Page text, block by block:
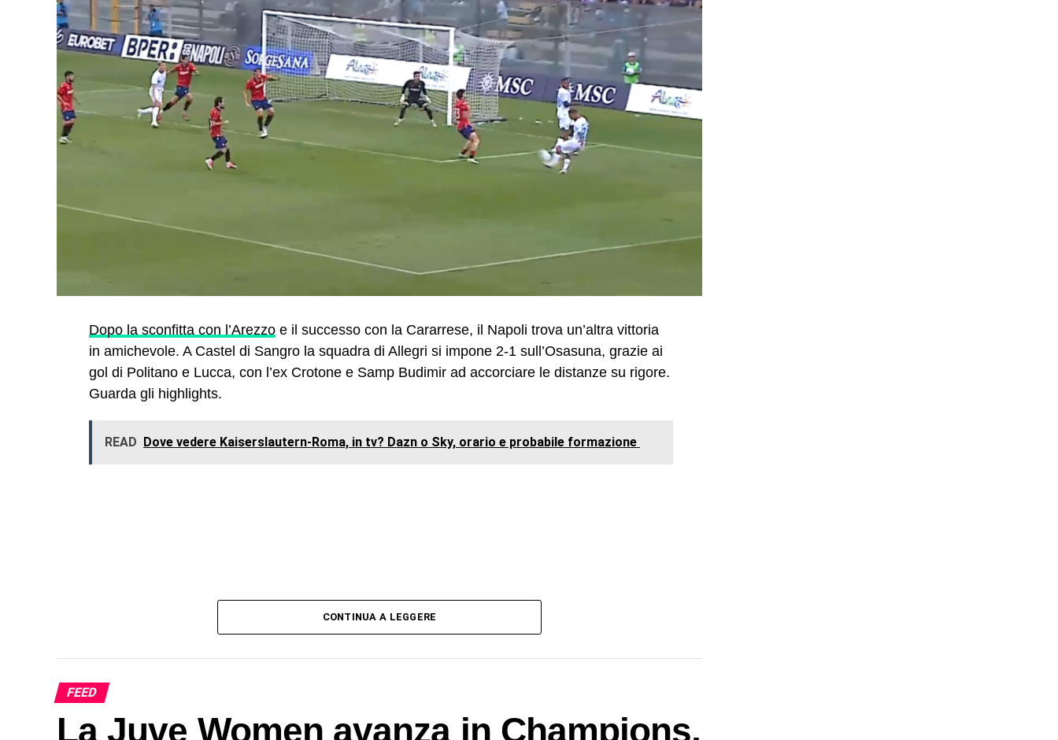
Dopo la sconfitta con l’Arezzo e il successo con la Cararrese, il Napoli trova un’altra vittoria
in amichevole. A Castel di Sangro la squadra di Allegri si impone 2-1 sull’Osasuna, grazie ai
gol di Politano e Lucca, con l’ex Crotone e Samp Budimir ad accorciare le distanze su rigore.
Guarda gli highlights.
READ Dove vedere Kaiserslautern-Roma, in tv? Dazn o Sky, orario e probabile formazione
CONTINUA A LEGGERE
FEED
La Juve Women avanza in Champions,